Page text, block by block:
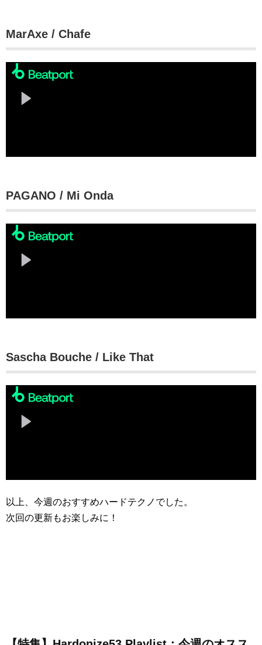
MarAxe / Chafe
PAGANO / Mi Onda
Sascha Bouche / Like That
以上、今週のおすすめハードテクノでした。
次回の更新もお楽しみに！